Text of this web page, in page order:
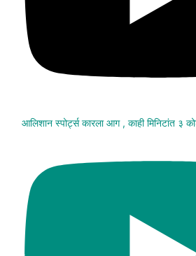
आलिशान स्पोर्ट्स कारला आग , काही मिनिटांत ३